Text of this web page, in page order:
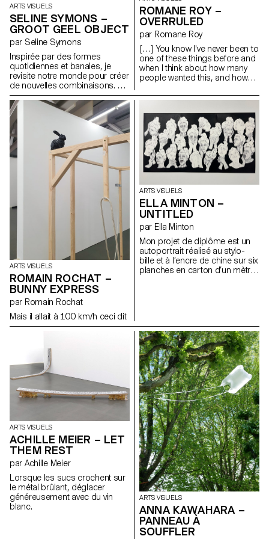
ARTS VISUELS
SELINE SYMONS –
GROOT GEEL OBJECT
par Seline Symons
Inspirée par des formes
quotidiennes et banales, je
revisite notre monde pour créer
de nouvelles combinaisons. Un
jeu d'émerveillement enfantin.
Place au jeu, à l'imagination et à
l'interprétation personnelle.
ROMANE ROY –
OVERRULED
par Romane Roy
[…] You know I've never been to
one of these things before and
when I think about how many
people wanted this, and how
stuff, I mean, I think everybody
Jessica Lopez, that dress is
amazing and Emma Gerber
that hair do must have taken
hours and you look really pretty.
So why is everybody stressing
over this thing? I mean it's just
plastic, it's really just (she
breaks the crown). A piece for
Gretchen Wieners, a partial
Spring Fling Queen. A piece for
Janis Ian and a piece for
Regina George, she fractured
her spine and she still looks like
a rockstar, and some for
everybody else. (discours de
Cady aux promotions dans
MEAN GIRLS)
ARTS VISUELS
ROMAIN ROCHAT –
BUNNY EXPRESS
par Romain Rochat
Mais il allait à 100 km/h ceci dit
ARTS VISUELS
ELLA MINTON –
UNTITLED
par Ella Minton
Mon projet de diplôme est un
autoportrait réalisé au stylo-
bille et à l’encre de chine sur six
planches en carton d’un mètre
l’angoisse et les conflits
internes. Laissant le vide jouer
un rôle aussi important sur
l’image que le remplissage
pour renforcer la perte de soi
dans ce tourbillon émotif.
ARTS VISUELS
ACHILLE MEIER – LET
THEM REST
par Achille Meier
Lorsque les sucs crochent sur
le métal brûlant, déglacer
généreusement avec du vin
blanc.
ARTS VISUELS
ANNA KAWAHARA –
PANNEAU À
SOUFFLER